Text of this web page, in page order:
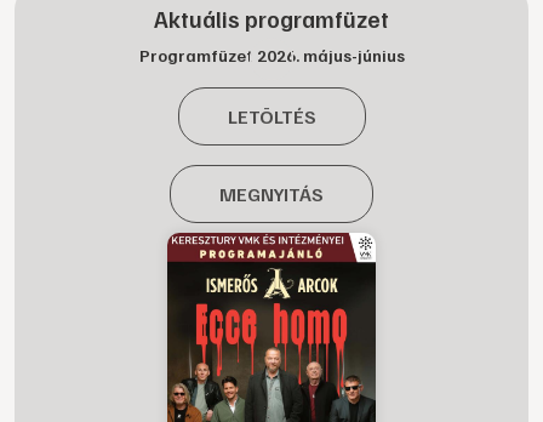
Aktuális programfüzet
Programfüzet 2026. május-június
LETÖLTÉS
MEGNYITÁS